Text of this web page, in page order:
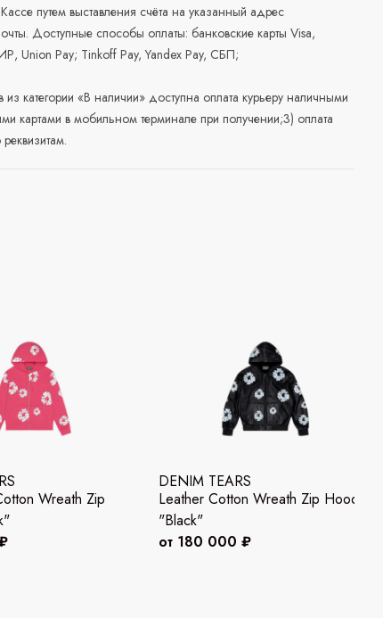
путем выставления счёта на указанный адрес
Доступные способы оплаты: банковские карты Visa,
Union Pay; Tinkoff Pay, Yandex Pay, СБП;
из категории «В наличии» доступна оплата курьеру наличными
картами в мобильном терминале при получении;3) оплата
Wreath Zip
DENIM TEARS
Leather Cotton Wreath Zip Hoodie
"Black"
от 180 000 ₽